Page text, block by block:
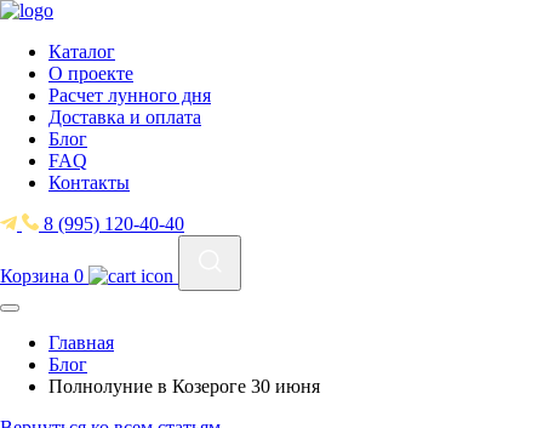
Каталог
О проекте
Расчет лунного дня
Доставка и оплата
Блог
FAQ
Контакты
8 (995) 120-40-40
Корзина 0
Главная
Блог
Полнолуние в Козероге 30 июня